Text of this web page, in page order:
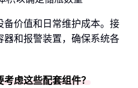
价值和日常维护成本。接
和报警装置，确保系统各
虑这些配套组件？